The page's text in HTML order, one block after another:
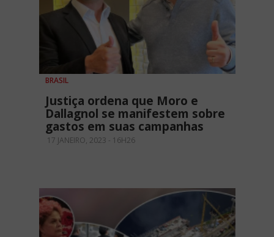
BRASIL
Justiça ordena que Moro e
Dallagnol se manifestem sobre
gastos em suas campanhas
17 JANEIRO, 2023 - 16H26